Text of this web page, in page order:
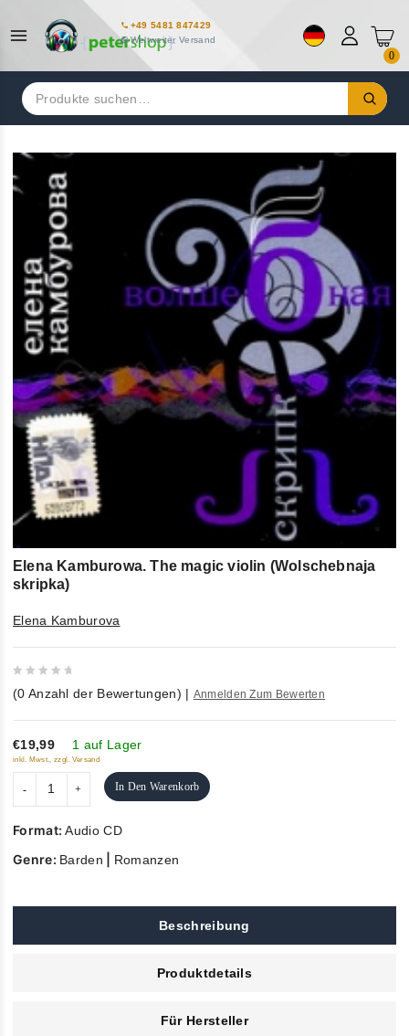
+49 5481 847429
Weltweiter Versand
0
Suchen
nach:
Elena Kamburowa. The magic violin (Wolschebnaja
skripka)
Elena Kamburova
out
of
5
(0 Anzahl der Bewertungen) | Anmelden Zum Bewerten
€19,99 1 auf Lager
inkl. Mwst., zzgl. Versand
In Den Warenkorb
Format:Audio CD
Genre: Barden Romanzen
Beschreibung
Produktdetails
Für Hersteller